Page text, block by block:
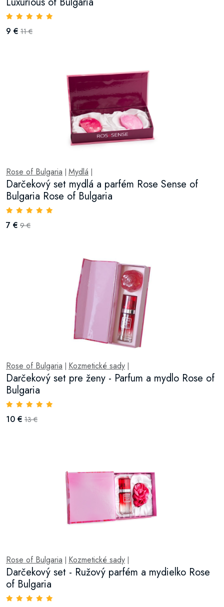
9 € 11 €
Rose of Bulgaria Mydlá
Darčekový set mydlá a parfém Rose Sense of
Bulgaria Rose of Bulgaria
7 € 9 €
Rose of Bulgaria Kozmetické sady
Darčekový set pre ženy - Parfum a mydlo Rose of
Bulgaria
10 € 13 €
Rose of Bulgaria Kozmetické sady
Darčekový set - Ružový parfém a mydielko Rose
of Bulgaria